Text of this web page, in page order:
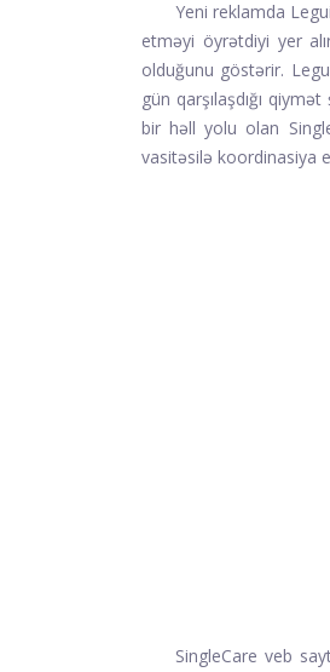
Yeni reklamda
etməyi öyrətdiyi yer
olduğunu göstərir.
gün qarşılaşdığı
bir həll yolu olan
vasitəsilə koordinasiya
SingleCare veb